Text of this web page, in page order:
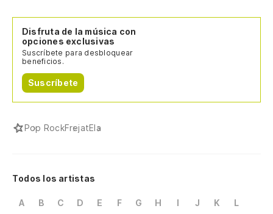
Disfruta de la música con
opciones exclusivas
Suscríbete para desbloquear
beneficios.
Suscríbete
Pop RockFrejatEla
Todos los artistas
A B C D E F G H I J K
L